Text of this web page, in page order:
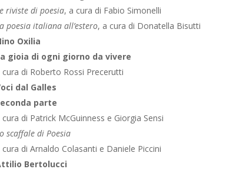
riviste di poesia, a cura di Fabio Simonelli
poesia italiana all’estero, a cura di Donatella Bisutti
Oxilia
gioia di ogni giorno da vivere
cura di Roberto Rossi Precerutti
dal Galles
parte
cura di Patrick McGuinness e Giorgia Sensi
scaffale di Poesia
cura di Arnaldo Colasanti e Daniele Piccini
Bertolucci